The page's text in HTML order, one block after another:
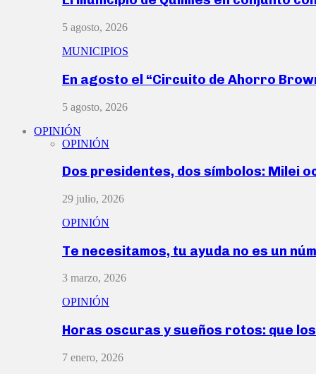
5 agosto, 2026
MUNICIPIOS
En agosto el “Circuito de Ahorro
5 agosto, 2026
OPINIÓN
OPINIÓN
Dos presidentes, dos símbolos: Milei
29 julio, 2026
OPINIÓN
Te necesitamos, tu ayuda no es un
3 marzo, 2026
OPINIÓN
Horas oscuras y sueños rotos: que
7 enero, 2026